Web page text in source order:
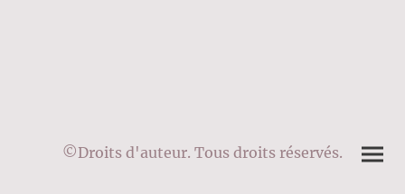
©Droits d'auteur. Tous droits réservés.